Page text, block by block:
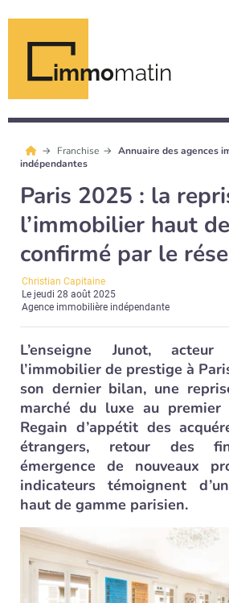
immomatin
Franchise
Annuaire des agences
indépendantes
Paris 2025 : la
l’immobilier haut
confirmé par le
Christian Capitaine
Lejeudi 28 août 2025
Agence immobilière indépendante
L’enseigne Junot,
l’immobilier de prestige à
son dernier bilan, une
marché du luxe au premier
Regain d’appétit des
étrangers, retour des
émergence de nouveaux
indicateurs témoignent
haut de gamme parisien.